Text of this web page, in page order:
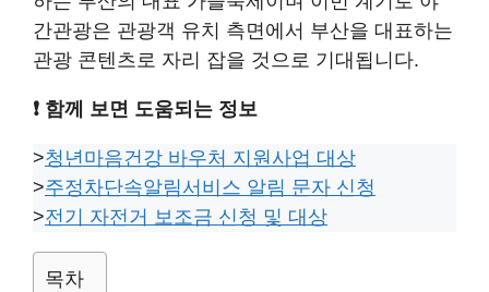
간관광은 관광객 유치 측면에서 부산을 대표하는
관광 콘텐츠로 자리 잡을 것으로 기대됩니다.
❗ 함께 보면 도움되는 정보
>청년마음건강 바우처 지원사업 대상
>주정차단속알림서비스 알림 문자 신청
>전기 자전거 보조금 신청 및 대상
목차